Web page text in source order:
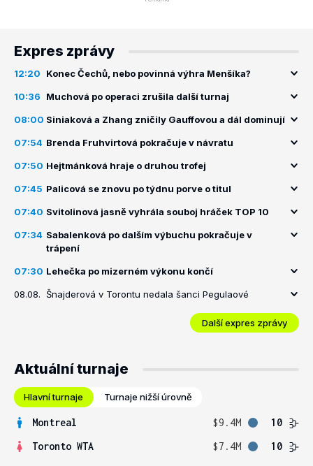
Expres zprávy
12:20 Konec Čechů, nebo povinná výhra Menšíka?
10:36 Muchová po operaci zrušila další turnaj
08:00 Siniaková a Zhang zničily Gauffovou a dál dominují
07:54 Brenda Fruhvirtová pokračuje v návratu
07:50 Hejtmánková hraje o druhou trofej
07:45 Palicová se znovu po týdnu porve o titul
07:40 Svitolinová jasně vyhrála souboj hráček TOP 10
07:34 Sabalenková po dalším výbuchu pokračuje v
trápení
07:30 Lehečka po mizerném výkonu končí
08.08. Šnajderová v Torontu nedala šanci Pegulaové
Další expres zprávy
Aktuální turnaje
Hlavní turnaje Turnaje nižší úrovně
Montreal $9.4M
10
Toronto WTA
$7.4M 10